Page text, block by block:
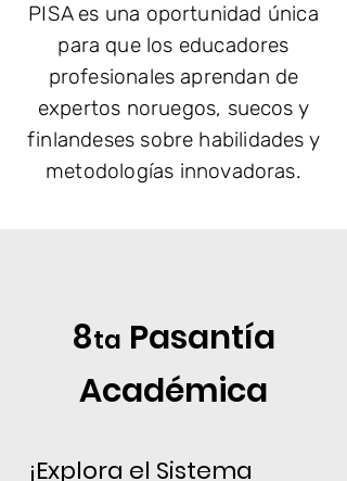
PISA es una oportunidad única
para que los educadores
profesionales aprendan de
expertos noruegos, suecos y
finlandeses sobre habilidades y
metodologías innovadoras.
8ta Pasantía
Académica
¡Explora el Sistema